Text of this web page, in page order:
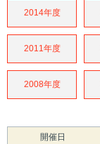
2014年度
2011年度
2008年度
開催日